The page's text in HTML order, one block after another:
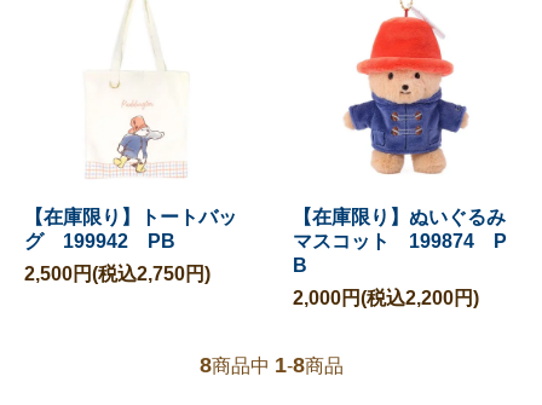
【在庫限り】トートバッ
グ 199942 PB
2,500円(税込2,750円)
【在庫限り】ぬいぐるみ
マスコット 199874 P
B
2,000円(税込2,200円)
8商品中 1-8商品